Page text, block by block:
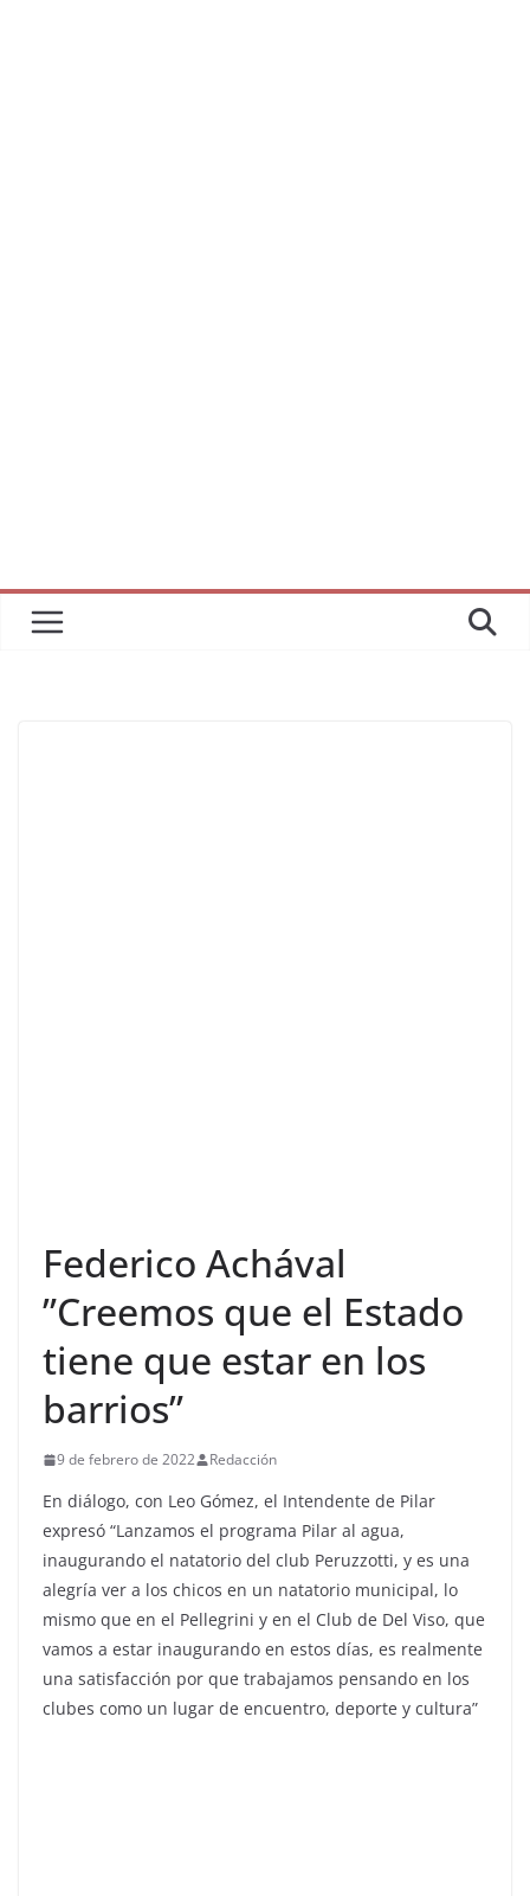
Federico Achával
”Creemos que el Estado
tiene que estar en los
barrios”
9 de febrero de 2022 Redacción
En diálogo, con Leo Gómez, el Intendente de Pilar
expresó “Lanzamos el programa Pilar al agua,
inaugurando el natatorio del club Peruzzotti, y es una
alegría ver a los chicos en un natatorio municipal, lo
mismo que en el Pellegrini y en el Club de Del Viso, que
vamos a estar inaugurando en estos días, es realmente
una satisfacción por que trabajamos pensando en los
clubes como un lugar de encuentro, deporte y cultura”